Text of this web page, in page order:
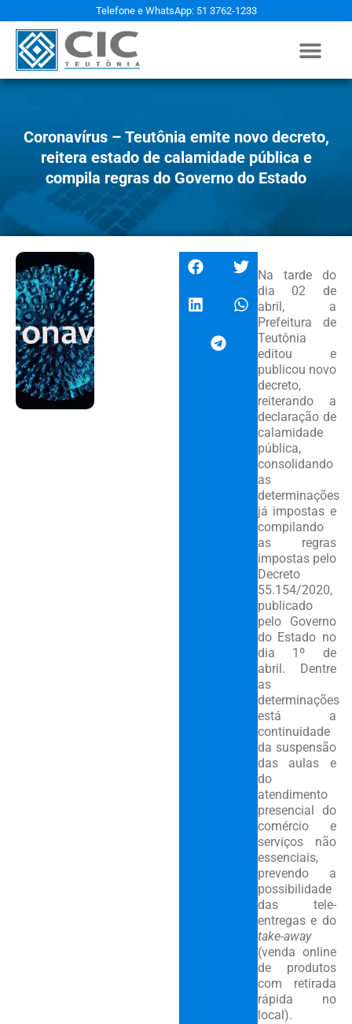
Telefone e WhatsApp: 51 3762-1233
Coronavírus – Teutônia emite novo decreto,
reitera estado de calamidade pública e
compila regras do Governo do Estado
Na tarde do
dia 02 de
abril, a
Prefeitura de
Teutônia
editou e
publicou novo
decreto,
reiterando a
declaração de
calamidade
pública,
consolidando
as
determinações
já impostas e
compilando
as regras
impostas pelo
Decreto
55.154/2020,
publicado
pelo Governo
do Estado no
dia 1º de
abril. Dentre
as
determinações
está a
continuidade
da suspensão
das aulas e
do
atendimento
presencial do
comércio e
serviços não
essenciais,
prevendo a
possibilidade
das tele-
entregas e do
take-away
(venda online
de produtos
com retirada
rápida no
local).